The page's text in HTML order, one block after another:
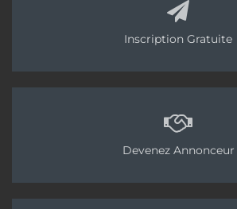
Inscription Gratuite
Devenez Annonceur